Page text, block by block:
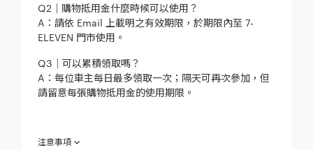
Q2｜購物抵用金什麼時候可以使用？
A：請依 Email 上載明之有效期限，於期限內至 7-
ELEVEN 門市使用。
Q3｜可以累積領取嗎？
A：每位車主每日最多領取一次；隔天可再次參加，但
請留意每張購物抵用金的使用期限。
注意事項